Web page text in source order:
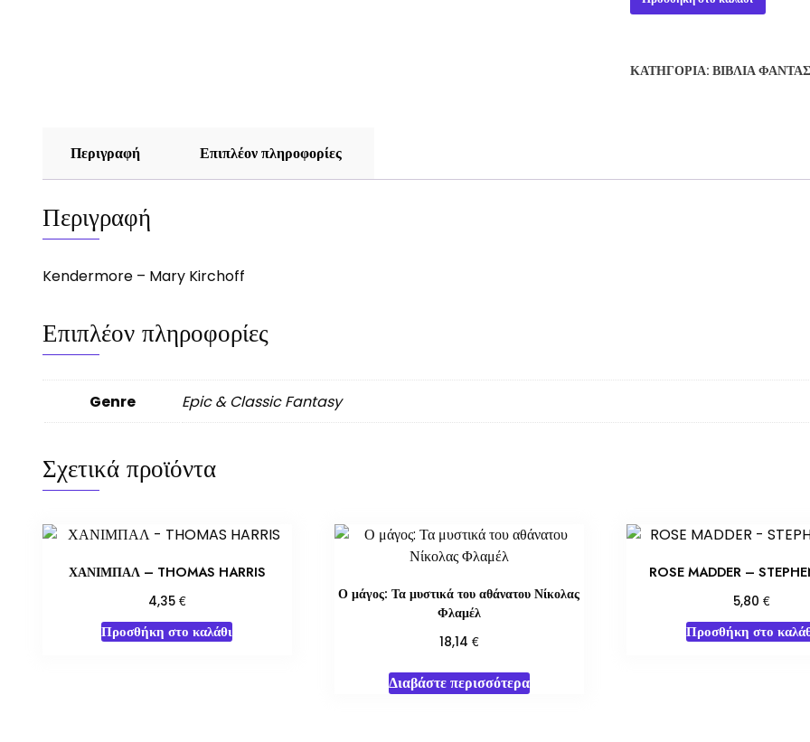
-
ποσότητα
ΚΑΤΗΓΟΡΊΑ: ΒΙΒΛΊΑ
Περιγραφή Επιπλέον πληροφορίες
Περιγραφή
Kendermore – Mary Kirchoff
Επιπλέον πληροφορίες
Genre Epic & Classic Fantasy
Σχετικά προϊόντα
ΧΑΝΙΜΠΑΛ – THOMAS HARRIS
4,35 €
Προσθήκη στο καλάθι
Ο μάγος: Τα μυστικά του αθάνατου Νίκολας
Φλαμέλ
18,14 €
Διαβάστε περισσότερα
ROSE MADDER –
5,80 €
Προσθήκη στο